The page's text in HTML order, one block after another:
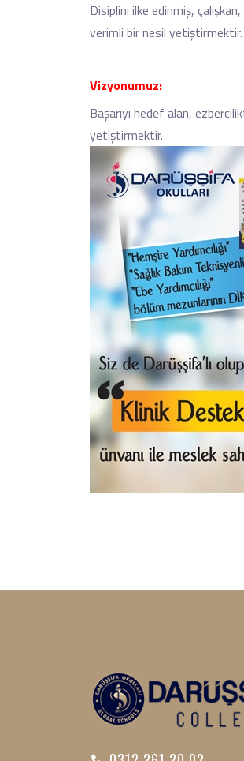
Disiplini ilke edinmiş,
verimli bir nesil yetiştirmektir.
Vizyonumuz:
Başarıyı hedef alan,
yetiştirmektir.